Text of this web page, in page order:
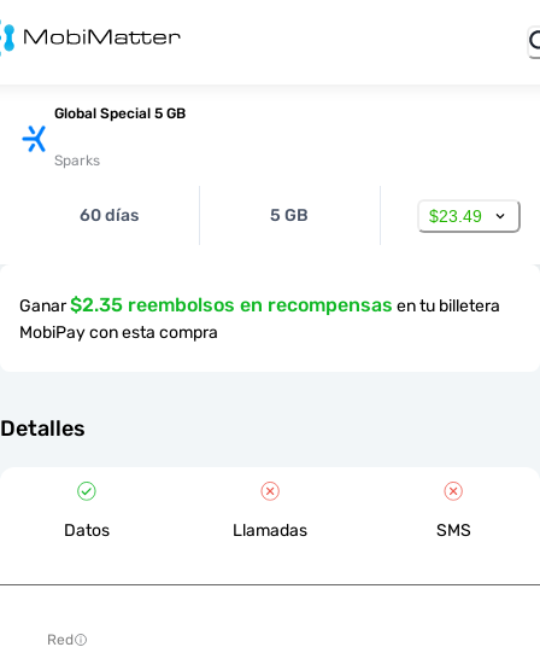
Global Special 5 GB
Sparks
60 días 5 GB $23.49
Ganar$2.35 reembolsos en recompensas en tu billetera
MobiPay con esta compra
Detalles
Datos Llamadas SMS
Red